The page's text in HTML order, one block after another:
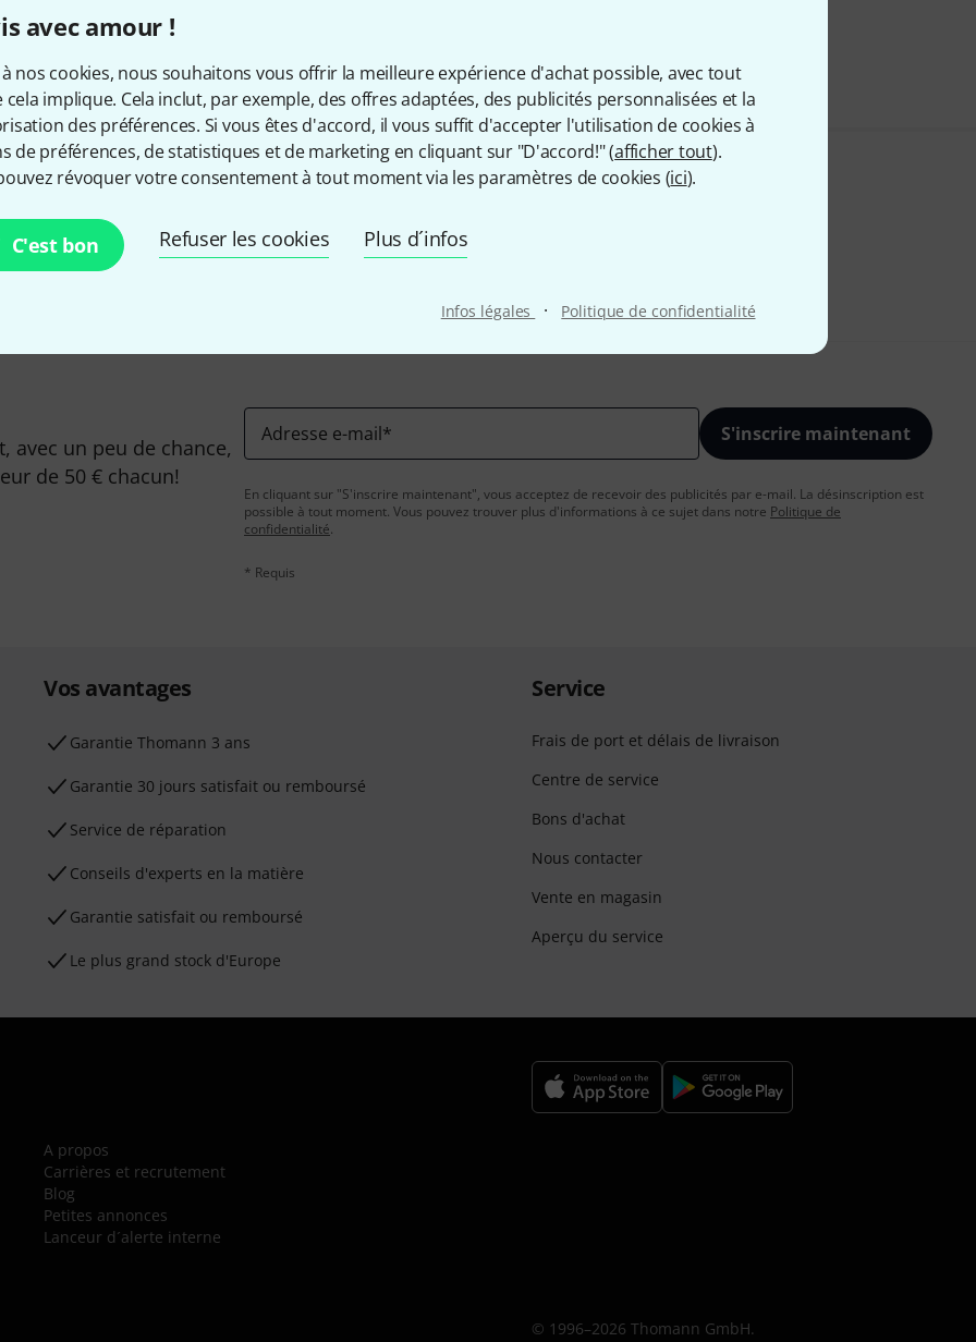
avec amour !
à nos cookies, nous souhaitons vous offrir la meilleure expérience d'achat possible, avec tout
cela implique. Cela inclut, par exemple, des offres adaptées, des publicités personnalisées et la
des préférences. Si vous êtes d'accord, il vous suffit d'accepter l'utilisation de cookies à
de préférences, de statistiques et de marketing en cliquant sur "D'accord!" (afficher tout).
révoquer votre consentement à tout moment via les paramètres de cookies (ici).
C'est bon Refuser les cookies Plus d´infos
Infos légales · Politique de confidentialité
Aimez-vous ce que vous voyez ?
Partager Aide et commentaires
avec un peu de chance,
de 50 € chacun!
Adresse e-mail* S'inscrire maintenant
En cliquant sur "S'inscrire maintenant", vous acceptez de recevoir des publicités par e-mail. La désinscription est
possible à tout moment. Vous pouvez trouver plus d'informations à ce sujet dans notre Politique de
confidentialité.
* Requis
Vos avantages
Ga­ran­tie Thomann 3 ans
Garantie 30 jours satisfait ou remboursé
Service de réparation
Conseils d'experts en la matière
Garantie satisfait ou remboursé
Le plus grand stock d'Europe
Service
Frais de port et délais de livraison
Centre de service
Bons d'achat
Nous contacter
Vente en magasin
Aperçu du service
A propos
Carrières et recrutement
Blog
Petites annonces
Lanceur d´alerte interne
© 1996–2026 Thomann GmbH.